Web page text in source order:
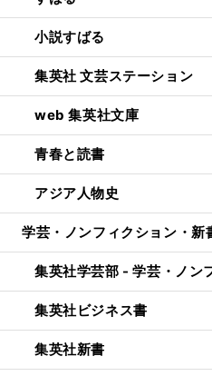
小説すばる
集英社 文芸ステーション
web 集英社文庫
青春と読書
アジア人物史
学芸・ノンフィクション・新
集英社学芸部 - 学芸・ノン
集英社ビジネス書
集英社新書